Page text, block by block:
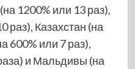
1200% или 13 раз),
раз), Казахстан (на
600% или 7 раз),
и Мальдивы (на